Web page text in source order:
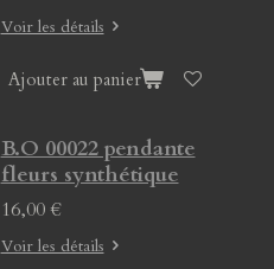
Voir les détails
Ajouter au panier
B.O 00022 pendante
fleurs synthétique
16,00 €
Voir les détails